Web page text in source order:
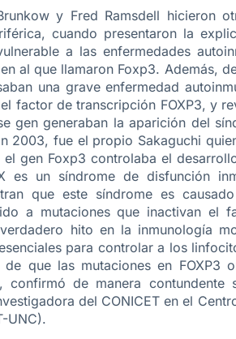
y Fred Ramsdell hicieron
cuando presentaron la
a las enfermedades
al que llamaron Foxp3. Además,
una grave enfermedad
factor de transcripción FOXP3, y
gen generaban la aparición del
2003, fue el propio Sakaguchi
gen Foxp3 controlaba el
es un síndrome de disfunción
que este síndrome es
a mutaciones que inactivan el
hito en la inmunología
para controlar a los
de que las mutaciones en FOXP3
confirmó de manera
del CONICET en el
UNC).